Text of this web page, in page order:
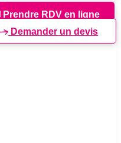
Prendre RDV en ligne
Demander un devis